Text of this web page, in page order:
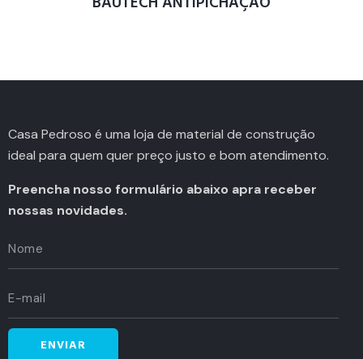
Casa Pedroso é uma loja de material de construção
ideal para quem quer preço justo e bom atendimento.
Preencha nosso formulário abaixo apra receber
nossas novidades.